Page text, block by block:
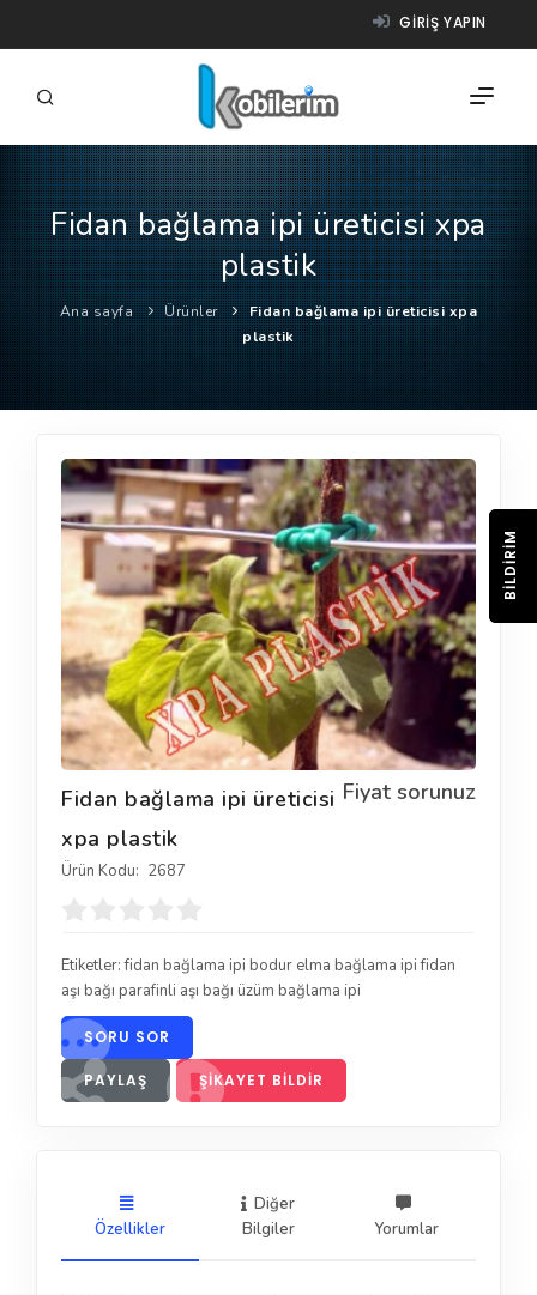
GIRIŞ YAPIN
FIRMALAR
ÜRÜNLER
NASIL ÇALIŞIR?
YARDIM
Fidan bağlama ipi üreticisi xpa
plastik
Ana sayfa Ürünler
Fidan bağlama ipi üreticisi xpa
plastik
Fiyat sorunuz
Fidan bağlama ipi üreticisi
xpa plastik
Ürün Kodu: 2687
Etiketler:fidan bağlama ipi bodur elma bağlama ipi fidan
aşı bağı parafinli aşı bağı üzüm bağlama ipi
SORU SOR
PAYLAŞ ŞIKAYET BILDIR
Özellikler
Diğer
Bilgiler
Yorumlar
BILDIRIM